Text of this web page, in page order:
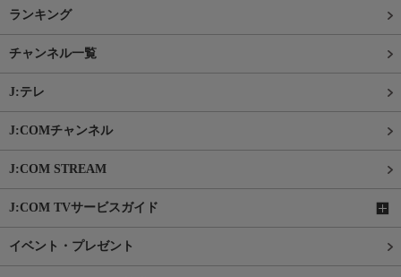
ランキング
チャンネル一覧
J:テレ
J:COMチャンネル
J:COM STREAM
J:COM TVサービスガイド
イベント・プレゼント